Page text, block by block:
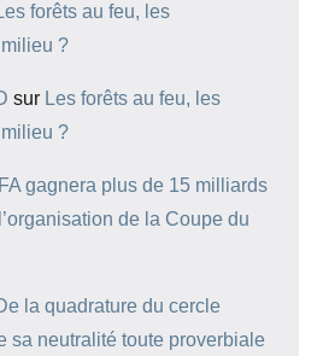
forêts au feu, les
?
sur Les forêts au feu, les
?
gagnera plus de 15 milliards
de la Coupe du
la quadrature du cercle
sa neutralité toute proverbiale